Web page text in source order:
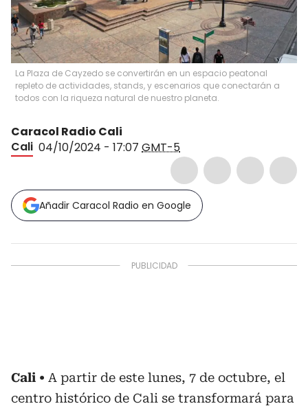
La Plaza de Cayzedo se convertirán en un espacio peatonal
repleto de actividades, stands, y escenarios que conectarán a
todos con la riqueza natural de nuestro planeta.
Caracol Radio Cali
Cali 04/10/2024 - 17:07 GMT-5
Añadir Caracol Radio en Google
Cali
A partir de este lunes, 7 de octubre, el
centro histórico de Cali se transformará para